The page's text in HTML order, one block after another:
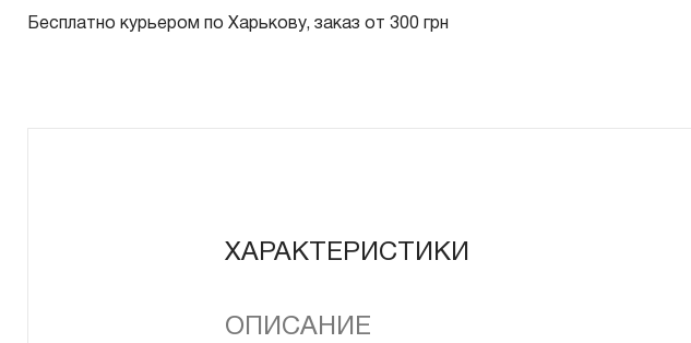
Бесплатно курьером по Харькову, заказ от 300 грн
ХАРАКТЕРИСТИКИ
ОПИСАНИЕ